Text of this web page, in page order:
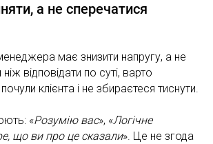
а не сперечатися
має знизити напругу, а не
відповідати по суті, варто
клієнта і не збираєтеся тиснути.
«Розумію вас», «Логічне
що ви про це сказали». Це не згода